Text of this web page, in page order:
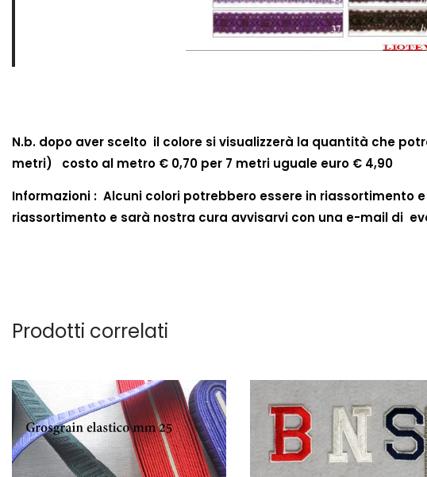
N.b. dopo aver scelto il colore si visualizzerà la quantità che
metri) costo al metro € 0,70 per 7 metri uguale euro € 4,90
Informazioni : Alcuni colori potrebbero essere in
riassortimento e sarà nostra cura avvisarvi con una e-mail di
Prodotti correlati